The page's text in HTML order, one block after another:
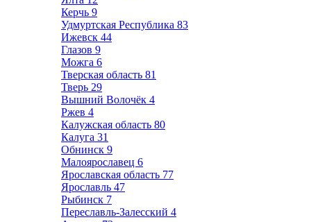
Керчь 9
Удмуртская Республика 83
Ижевск 44
Глазов 9
Можга 6
Тверская область 81
Тверь 29
Вышний Волочёк 4
Ржев 4
Калужская область 80
Калуга 31
Обнинск 9
Малоярославец 6
Ярославская область 77
Ярославль 47
Рыбинск 7
Переславль-Залесский 4